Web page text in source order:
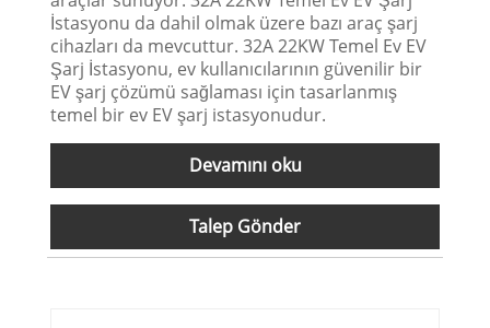
İstasyonu da dahil olmak üzere bazı araç şarj
cihazları da mevcuttur. 32A 22KW Temel Ev EV
Şarj İstasyonu, ev kullanıcılarının güvenilir bir
EV şarj çözümü sağlaması için tasarlanmış
temel bir ev EV şarj istasyonudur.
Devamını oku
Talep Gönder